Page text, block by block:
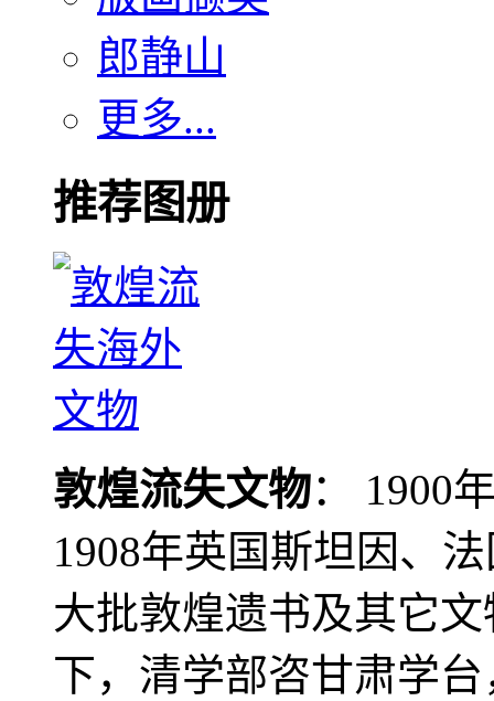
郎静山
更多...
推荐图册
敦煌流失文物： 1900
1908年英国斯坦因、
大批敦煌遗书及其它
下，清学部咨甘肃学